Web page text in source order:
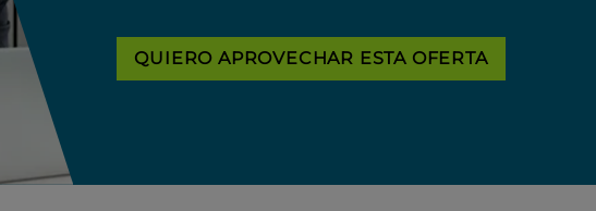
QUIERO APROVECHAR ESTA OFERTA